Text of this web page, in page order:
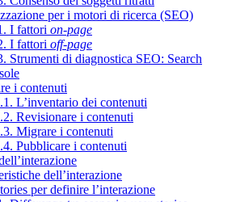
per i motori di ricerca (SEO)
I fattori on-page
I fattori off-page
Strumenti di diagnostica SEO: Search
i contenuti
L’inventario dei contenuti
Revisionare i contenuti
Migrare i contenuti
Pubblicare i contenuti
dell’interazione
per definire l’interazione